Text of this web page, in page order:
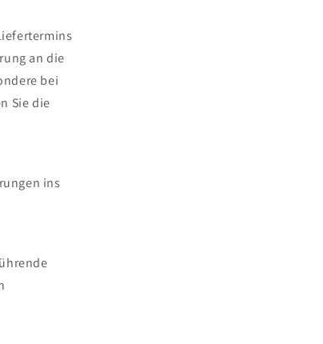
an die
bei
Sie die
ins